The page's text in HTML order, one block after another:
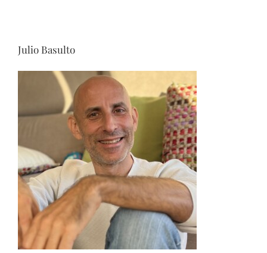
Julio Basulto